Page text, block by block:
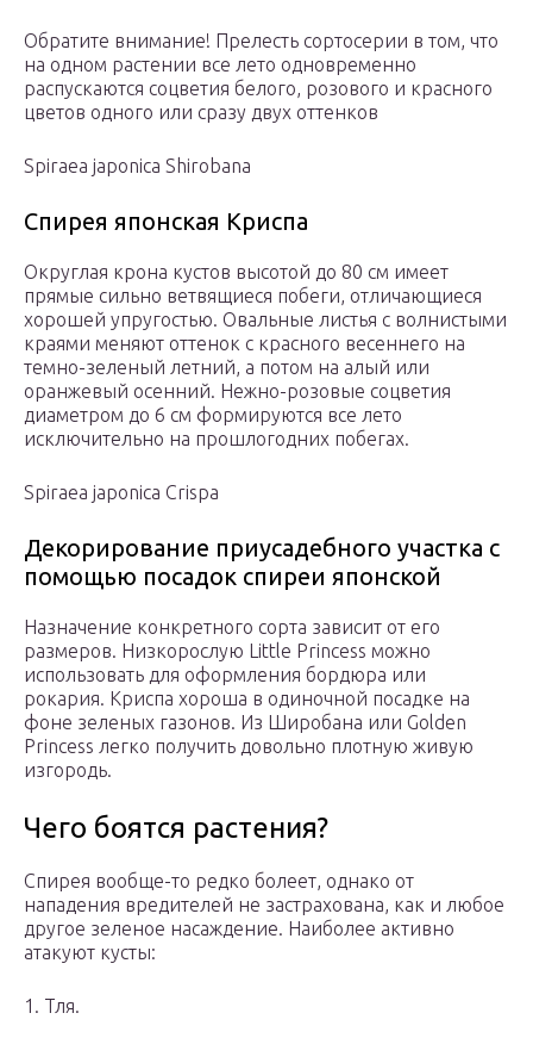
Обратите внимание! Прелесть сортосерии в том, что
на одном растении все лето одновременно
распускаются соцветия белого, розового и красного
цветов одного или сразу двух оттенков
Spiraea japonica Shirobana
Спирея японская Криспа
Округлая крона кустов высотой до 80 см имеет
прямые сильно ветвящиеся побеги, отличающиеся
хорошей упругостью. Овальные листья с волнистыми
краями меняют оттенок с красного весеннего на
темно-зеленый летний, а потом на алый или
оранжевый осенний. Нежно-розовые соцветия
диаметром до 6 см формируются все лето
исключительно на прошлогодних побегах.
Spiraea japonica Crispa
Декорирование приусадебного участка с
помощью посадок спиреи японской
Назначение конкретного сорта зависит от его
размеров. Низкорослую Little Princess можно
использовать для оформления бордюра или
рокария. Криспа хороша в одиночной посадке на
фоне зеленых газонов. Из Широбана или Golden
Princess легко получить довольно плотную живую
изгородь.
Чего боятся растения?
Спирея вообще-то редко болеет, однако от
нападения вредителей не застрахована, как и любое
другое зеленое насаждение. Наиболее активно
атакуют кусты:
1. Тля.